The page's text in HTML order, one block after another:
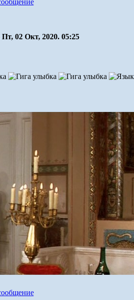
Пт, 02 Окт, 2020. 05:25